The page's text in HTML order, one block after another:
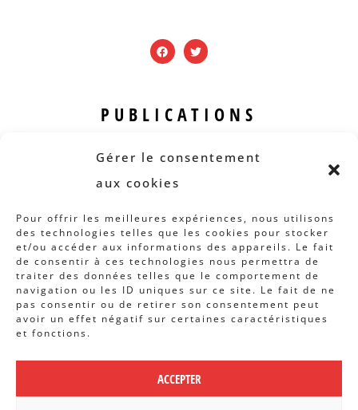
Gérer le consentement
aux cookies
Pour offrir les meilleures expériences, nous utilisons
des technologies telles que les cookies pour stocker
et/ou accéder aux informations des appareils. Le fait
de consentir à ces technologies nous permettra de
traiter des données telles que le comportement de
navigation ou les ID uniques sur ce site. Le fait de ne
pas consentir ou de retirer son consentement peut
avoir un effet négatif sur certaines caractéristiques
et fonctions.
ACCEPTER
PUBLICATIONS
Revue B.I.S.
Rapports et analyses
Articles
AUTRES INFOS
Actions
Concertation
Archives
POLITIQUE DE CONFIDENTIALITÉ|